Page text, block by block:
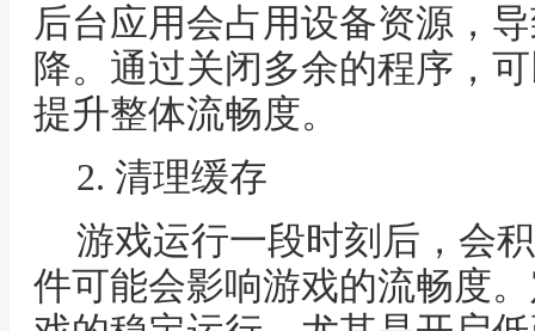
后台应用会占用设备资源，
降。通过关闭多余的程序，
提升整体流畅度。
2. 清理缓存
游戏运行一段时刻后，会
件可能会影响游戏的流畅度